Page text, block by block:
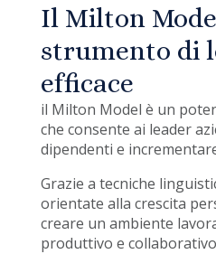
Il Milton
strumento di
efficace
il Milton Model è un
che consente ai leader
dipendenti e
Grazie a tecniche
orientate alla crescita
creare un ambiente
produttivo e